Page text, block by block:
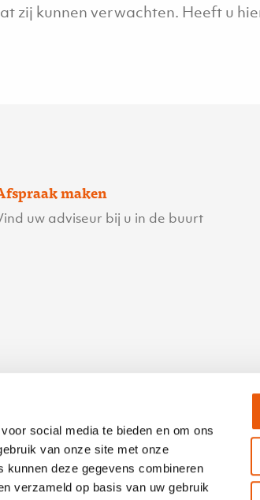
social media te bieden en om ons
van onze site met onze
deze gegevens combineren
verzameld op basis van uw gebruik
zij kunnen verwachten. Heeft u
maken
uw adviseur bij u in de buurt